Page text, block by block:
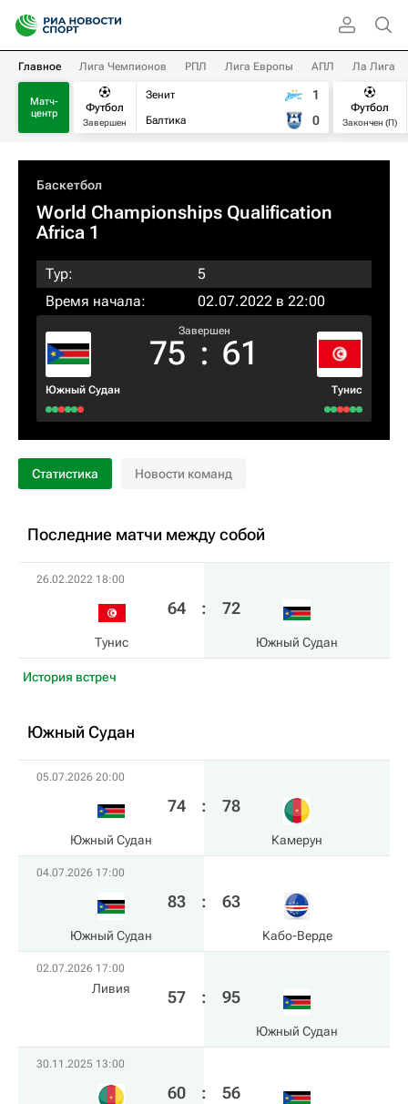
Главное Лига Чемпионов РПЛ Лига Европы АПЛ Ла Лига
Матч-
центр
Футбол
Завершен
Зенит
Балтика
1
0
Футбол
Закончен (П)
Баскетбол
World Championships Qualification
Africa 1
Тур:
5
Время начала:
02.07.2022 в 22:00
Южный Судан
Завершен
75 : 61
Тунис
Статистика Новости команд
Последние матчи между собой
26.02.2022 18:00
Тунис
64 : 72
Южный Судан
История встреч
Южный Судан
05.07.2026 20:00
Южный Судан
74 : 78
Камерун
04.07.2026 17:00
Южный Судан
83 : 63
Кабо-Верде
02.07.2026 17:00
Ливия 57 : 95
Южный Судан
30.11.2025 13:00
60 : 56